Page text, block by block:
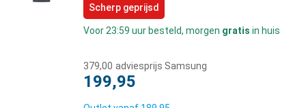
Scherp geprijsd
Voor 23:59 uur besteld, morgen gratis in huis
379,00 adviesprijs Samsung
199,95